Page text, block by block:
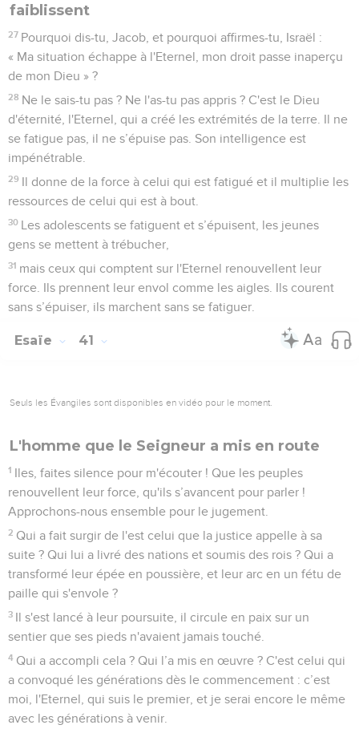
faiblissent
27 Pourquoi dis-tu, Jacob, et pourquoi affirmes-tu, Israël :
« Ma situation échappe à l'Eternel, mon droit passe inaperçu
de mon Dieu » ?
28 Ne le sais-tu pas ? Ne l'as-tu pas appris ? C'est le Dieu
d'éternité, l'Eternel, qui a créé les extrémités de la terre. Il ne
se fatigue pas, il ne s’épuise pas. Son intelligence est
impénétrable.
29 Il donne de la force à celui qui est fatigué et il multiplie les
ressources de celui qui est à bout.
30 Les adolescents se fatiguent et s’épuisent, les jeunes
gens se mettent à trébucher,
31 mais ceux qui comptent sur l'Eternel renouvellent leur
force. Ils prennent leur envol comme les aigles. Ils courent
sans s’épuiser, ils marchent sans se fatiguer.
Esaïe 41
Seuls les Évangiles sont disponibles en vidéo pour le moment.
L'homme que le Seigneur a mis en route
1 Iles, faites silence pour m'écouter ! Que les peuples
renouvellent leur force, qu'ils s’avancent pour parler !
Approchons-nous ensemble pour le jugement.
2 Qui a fait surgir de l'est celui que la justice appelle à sa
suite ? Qui lui a livré des nations et soumis des rois ? Qui a
transformé leur épée en poussière, et leur arc en un fétu de
paille qui s'envole ?
3 Il s'est lancé à leur poursuite, il circule en paix sur un
sentier que ses pieds n'avaient jamais touché.
4 Qui a accompli cela ? Qui l’a mis en œuvre ? C'est celui qui
a convoqué les générations dès le commencement : c’est
moi, l'Eternel, qui suis le premier, et je serai encore le même
avec les générations à venir.